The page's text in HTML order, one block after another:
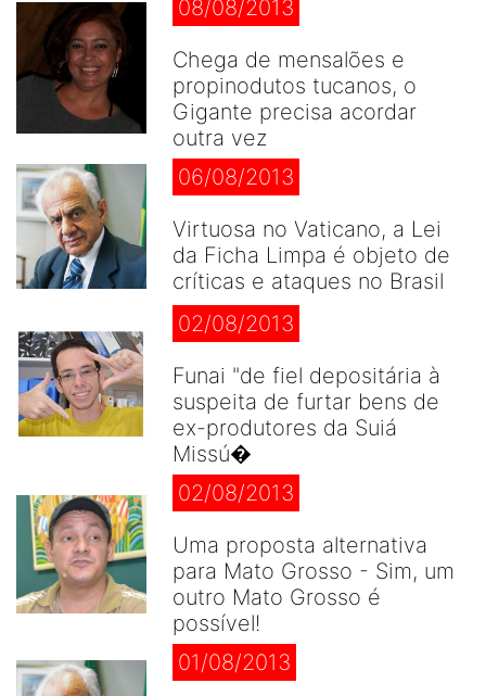
08/08/2013
Chega de mensalões e
propinodutos tucanos, o
Gigante precisa acordar
outra vez
06/08/2013
Virtuosa no Vaticano, a Lei
da Ficha Limpa é objeto de
críticas e ataques no Brasil
02/08/2013
Funai "de fiel depositária à
suspeita de furtar bens de
ex-produtores da Suiá
Missú�
02/08/2013
Uma proposta alternativa
para Mato Grosso - Sim, um
outro Mato Grosso é
possível!
01/08/2013